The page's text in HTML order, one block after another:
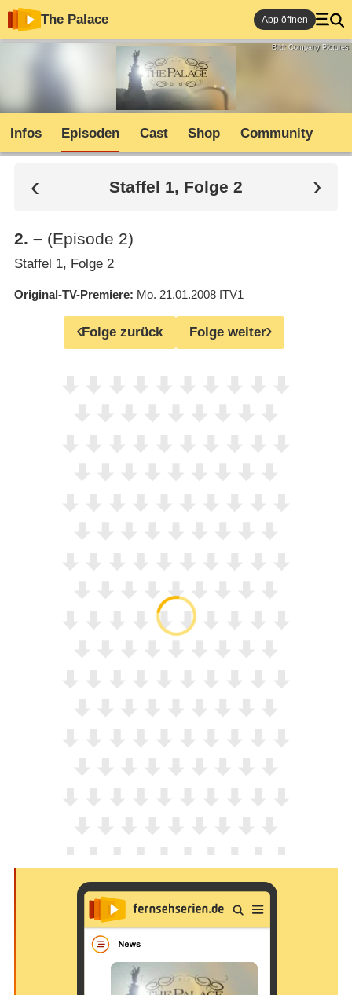
The Palace App öffnen
Bild: Company Pictures
Infos Episoden Cast Shop Community
Staffel 1, Folge 2
2. – (Episode 2)
Staffel 1, Folge 2
Original-TV-Premiere Mo. 21.01.2008 ITV1
Folge zurück Folge weiter